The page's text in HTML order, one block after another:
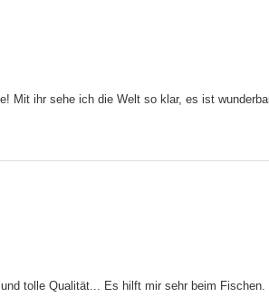
Mit ihr sehe ich die Welt so klar, es ist
tolle Qualität... Es hilft mir sehr beim Fischen.